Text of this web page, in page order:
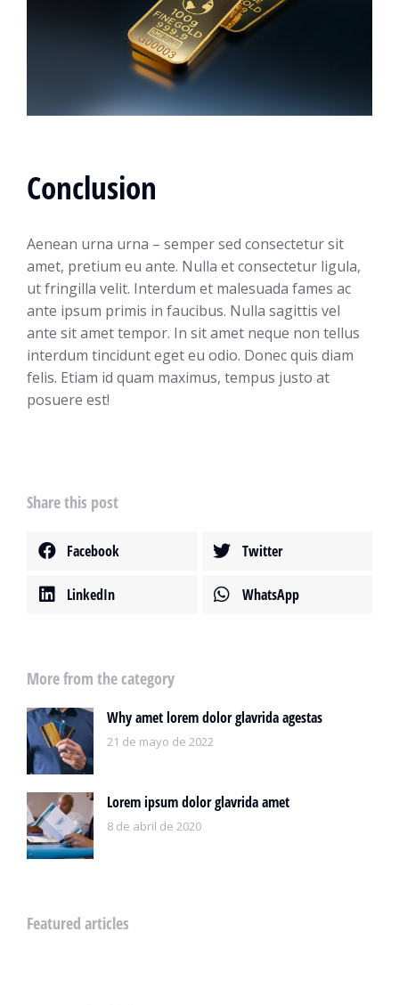
Conclusion
Aenean urna urna – semper sed consectetur sit
amet, pretium eu ante. Nulla et consectetur ligula,
ut fringilla velit. Interdum et malesuada fames ac
ante ipsum primis in faucibus. Nulla sagittis vel
ante sit amet tempor. In sit amet neque non tellus
interdum tincidunt eget eu odio. Donec quis diam
felis. Etiam id quam maximus, tempus justo at
posuere est!
Share this post
Facebook Twitter
LinkedIn WhatsApp
More from the category
Why amet lorem dolor glavrida agestas
21 de mayo de 2022
Lorem ipsum dolor glavrida amet
8 de abril de 2020
Featured articles